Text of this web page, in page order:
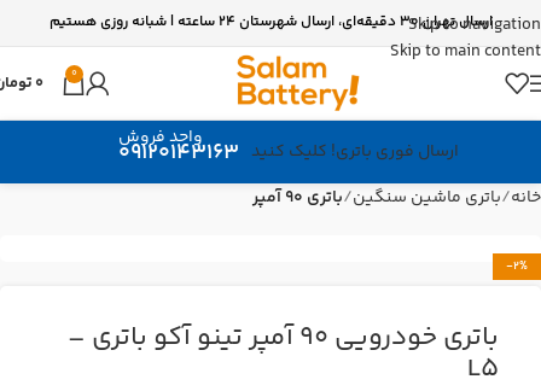
Skip to navigation
Skip to main content
ارسال تهران 30 دقیقه‌ای، ارسال شهرستان 24 ساعته | شبانه روزی هستیم
0
0
ارسال فوری باتری! کلیک کنید
واحد فروش
09120143163
خانه باتری ماشین سنگین باتری 90 آمپر
-2%
باتری خودرویی 90 آمپر تینو آکو باتری –
L5